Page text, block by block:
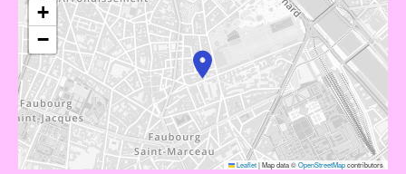
+
−
Leaflet|Map data ©OpenStreetMapcontributors